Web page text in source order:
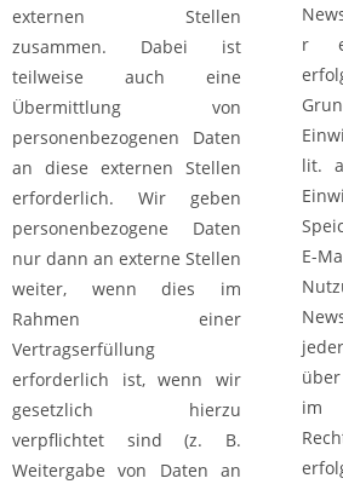
externen Stellen
zusammen. Dabei ist
teilweise auch eine
Übermittlung von
personenbezogenen Daten
an diese externen Stellen
erforderlich. Wir geben
personenbezogene Daten
nur dann an externe Stellen
weiter, wenn dies im
Rahmen einer
Vertragserfüllung
erforderlich ist, wenn wir
gesetzlich hierzu
verpflichtet sind (z. B.
Weitergabe von Daten an
r
lit.
E-
im